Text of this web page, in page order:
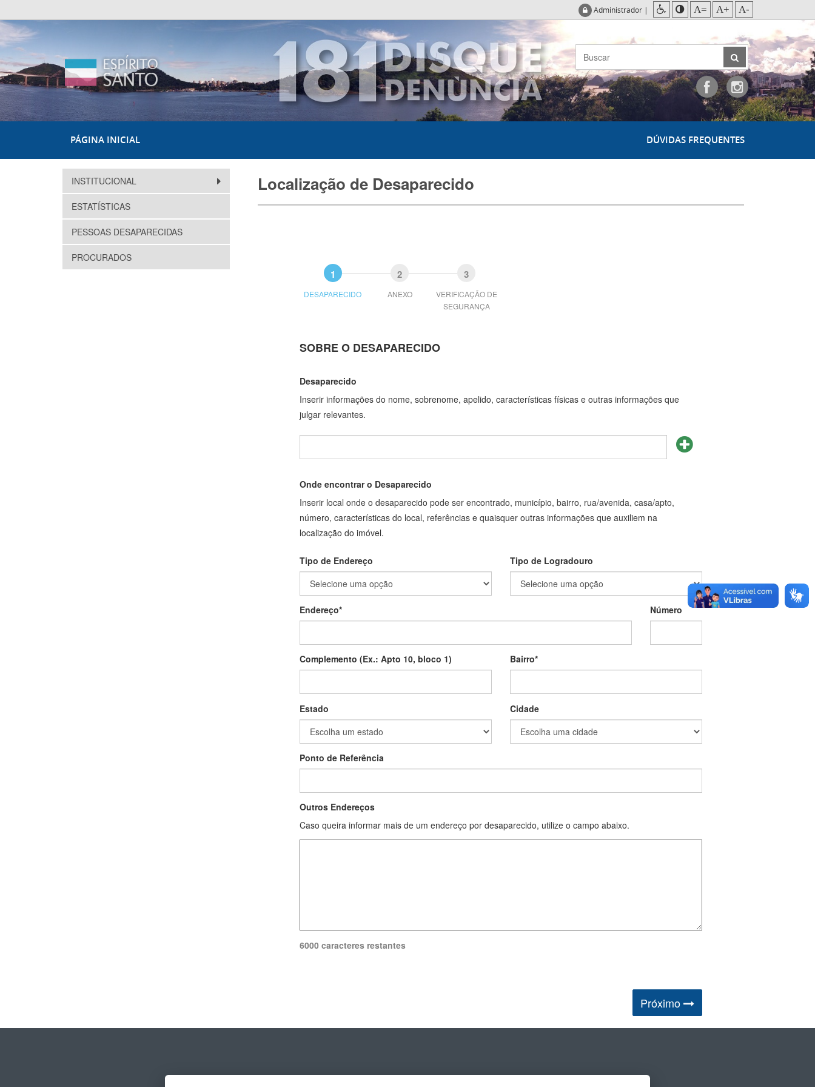
Administrador | A= A+ A-
PÁGINA INICIAL DÚVIDAS FREQUENTES
INSTITUCIONAL
ESTATÍSTICAS
PESSOAS DESAPARECIDAS
PROCURADOS
Localização de Desaparecido
DESAPARECIDO ANEXO
VERIFICAÇÃO DE
SEGURANÇA
SOBRE O DESAPARECIDO
Desaparecido
Inserir informações do nome, sobrenome, apelido, características físicas e outras informações que
julgar relevantes.
Onde encontrar o Desaparecido
Inserir local onde o desaparecido pode ser encontrado, município, bairro, rua/avenida, casa/apto,
número, características do local, referências e quaisquer outras informações que auxiliem na
localização do imóvel.
Tipo de Endereço Tipo de Logradouro
Endereço* Número
Complemento (Ex.: Apto 10, bloco 1) Bairro*
Estado Cidade
Ponto de Referência
Outros Endereços
Caso queira informar mais de um endereço por desaparecido, utilize o campo abaixo.
6000 caracteres restantes
Próximo